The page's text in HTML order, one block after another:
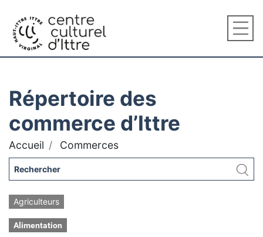
Répertoire des
commerce d’Ittre
Accueil Commerces
Agriculteurs
Alimentation